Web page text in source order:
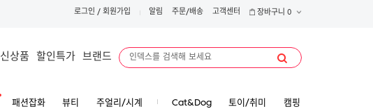
로그인 / 회원가입 알림 주문/배송 고객센터 장바구니 0
신상품 할인특가 브랜드
패션잡화 뷰티 주얼리/시계 Cat&Dog 토이/취미 캠핑